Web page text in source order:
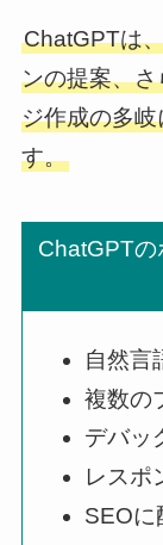
ChatGPTは
ンの提案、
ジ作成の多
す。
ChatGPTの
自然言
複数の
デバッ
レスポ
SEOに